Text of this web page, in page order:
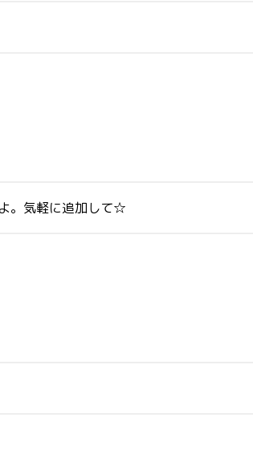
。気軽に追加して☆